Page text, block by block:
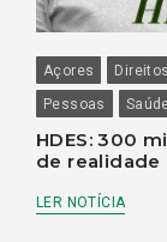
Açores
Pessoas
HDES: 300
de realidade
LER NOTÍCIA